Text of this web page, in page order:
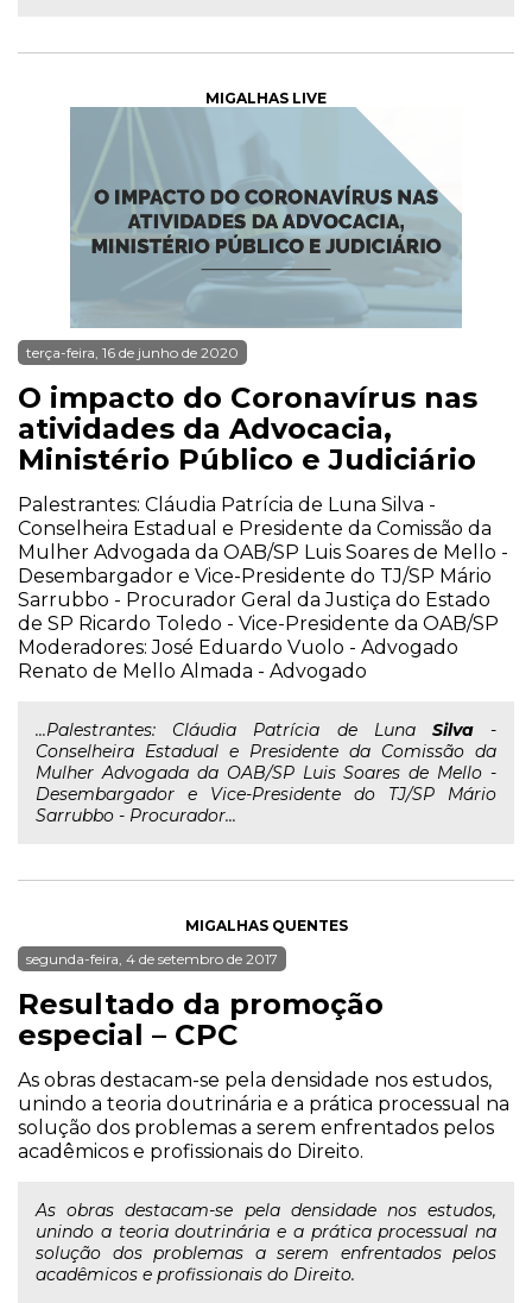
MIGALHAS LIVE
terça-feira, 16 de junho de 2020
O impacto do Coronavírus nas
atividades da Advocacia,
Ministério Público e Judiciário
Palestrantes: Cláudia Patrícia de Luna Silva -
Conselheira Estadual e Presidente da Comissão da
Mulher Advogada da OAB/SP Luis Soares de Mello -
Desembargador e Vice-Presidente do TJ/SP Mário
Sarrubbo - Procurador Geral da Justiça do Estado
de SP Ricardo Toledo - Vice-Presidente da OAB/SP
Moderadores: José Eduardo Vuolo - Advogado
Renato de Mello Almada - Advogado
...Palestrantes: Cláudia Patrícia de Luna Silva-
Conselheira Estadual e Presidente da Comissão da
Mulher Advogada da OAB/SP Luis Soares de Mello -
Desembargador e Vice-Presidente do TJ/SP Mário
Sarrubbo - Procurador...
MIGALHAS QUENTES
segunda-feira, 4 de setembro de 2017
Resultado da promoção
especial – CPC
As obras destacam-se pela densidade nos estudos,
unindo a teoria doutrinária e a prática processual na
solução dos problemas a serem enfrentados pelos
acadêmicos e profissionais do Direito.
As obras destacam-se pela densidade nos estudos,
unindo a teoria doutrinária e a prática processual na
solução dos problemas a serem enfrentados pelos
acadêmicos e profissionais do Direito.